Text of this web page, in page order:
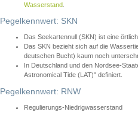
Wasserstand
Pegelkennwert: SKN
Das Seekartennull (SKN) ist eine
Das SKN bezieht sich auf die
deutschen Bucht) kaum noch
In Deutschland und den Nordsee-
Astronomical Tide (LAT)" definiert.
Pegelkennwert: RNW
Regulierungs-Niedrigwasserstand